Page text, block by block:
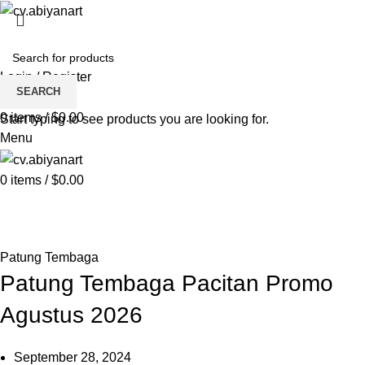
INSTAGRAM ABIYAN ART
Login / Register
Wishlist
0items / $0.00
Menu
0 items / $0.00
Patung Tembaga
Patung Tembaga Pacitan Promo
Agustus 2026
September 28, 2024
SEARCH
Start typing to see products you are looking for.